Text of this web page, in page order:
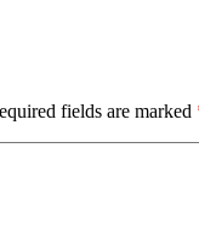
fields are marked